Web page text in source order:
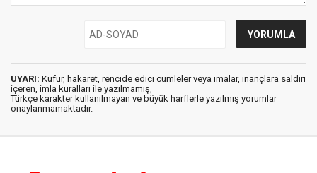
UYARI: Küfür, hakaret, rencide edici cümleler veya imalar, inançlara saldırı
içeren, imla kuralları ile yazılmamış,
Türkçe karakter kullanılmayan ve büyük harflerle yazılmış yorumlar
onaylanmamaktadır.